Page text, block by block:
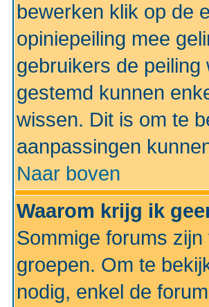
bewerken klik op de
opiniepeiling mee
gebruikers de
gestemd kunnen
wissen. Dit is om te
aanpassingen
Naar boven
Waarom krijg ik
Sommige forums
groepen. Om te
nodig, enkel de